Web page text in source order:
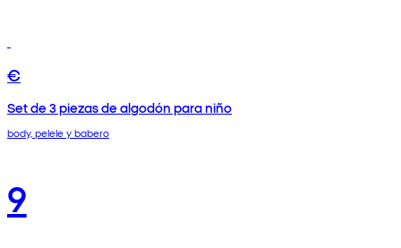
€
Set de 3 piezas de algodón para niño
body, pelele y babero
9